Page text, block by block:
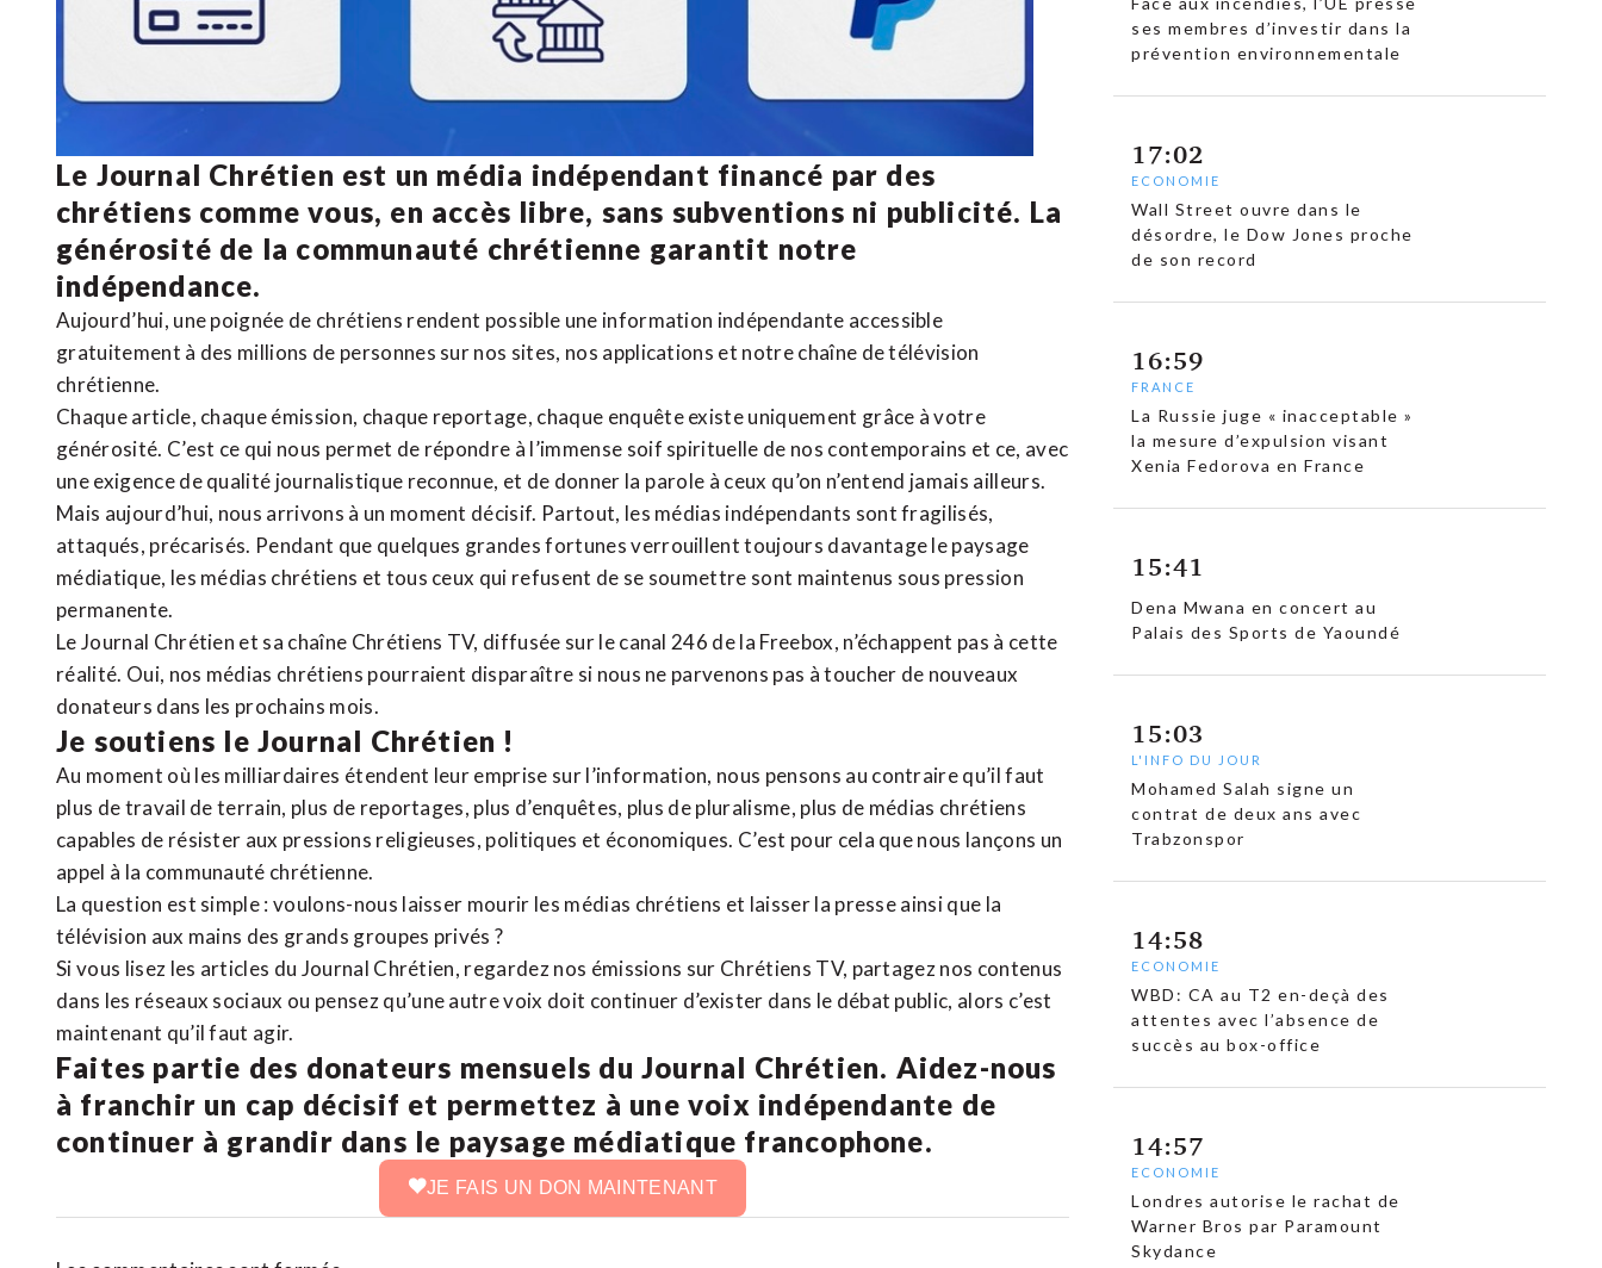
Le Journal Chrétien est un média indépendant financé par des
chrétiens comme vous, en accès libre, sans subventions ni publicité. La
générosité de la communauté chrétienne garantit notre
indépendance.
Aujourd’hui, une poignée de chrétiens rendent possible une information indépendante accessible
gratuitement à des millions de personnes sur nos sites, nos applications et notrechaîne de télévision
chrétienne.
Chaque article, chaque émission, chaque reportage, chaque enquête existe uniquement grâce à votre
générosité. C’est ce qui nous permet de répondre à l’immense soif spirituelle de nos contemporains et ce, avec
une exigence de qualité journalistique reconnue, et de donner la parole à ceux qu’on n’entend jamais ailleurs.
Mais aujourd’hui, nous arrivons à un moment décisif. Partout, les médias indépendants sont fragilisés,
attaqués, précarisés. Pendant que quelques grandes fortunes verrouillent toujours davantage le paysage
médiatique, les médias chrétiens et tous ceux qui refusent de se soumettre sont maintenus sous pression
permanente.
Le Journal Chrétien et sa chaîne Chrétiens TV, diffusée sur le canal 246 de la Freebox, n’échappent pas à cette
réalité. Oui, nos médias chrétiens pourraient disparaître si nous ne parvenons pas à toucher de nouveaux
donateurs dans les prochains mois.
Je soutiens le Journal Chrétien !
Au moment où les milliardaires étendent leur emprise sur l’information, nous pensons au contraire qu’il faut
plus de travail de terrain, plus de reportages, plus d’enquêtes, plus de pluralisme, plus de médias chrétiens
capables de résister aux pressions religieuses, politiques et économiques. C’est pour cela que nous lançons un
appel à la communauté chrétienne.
La question est simple : voulons-nous laisser mourir les médias chrétiens et laisser la presse ainsi que la
télévision aux mains des grands groupes privés ?
Si vous lisez les articles du Journal Chrétien, regardez nos émissions sur Chrétiens TV, partagez nos contenus
dans les réseaux sociaux ou pensez qu’une autre voix doit continuer d’exister dans le débat public, alors c’est
maintenant qu’il faut agir.
Faites partie des donateurs mensuels du Journal Chrétien. Aidez-nous
à franchir un cap décisif et permettez à une voix indépendante de
continuer à grandir dans le paysage médiatique francophone.
JE FAIS UN DON MAINTENANT
ses membres d’investir dans la
prévention environnementale
17:02
ECONOMIE
Wall Street ouvre dans le
désordre, le Dow Jones proche
de son record
16:59
FRANCE
La Russie juge « inacceptable »
la mesure d’expulsion visant
Xenia Fedorova en France
15:41
Dena Mwana en concert au
Palais des Sports de Yaoundé
15:03
L'INFO DU JOUR
Mohamed Salah signe un
contrat de deux ans avec
Trabzonspor
14:58
ECONOMIE
WBD: CA au T2 en-deçà des
attentes avec l’absence de
succès au box-office
14:57
ECONOMIE
Londres autorise le rachat de
Warner Bros par Paramount
Skydance